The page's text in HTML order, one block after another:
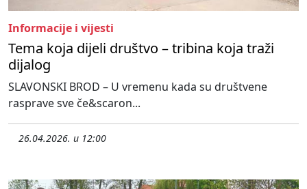
Informacije i vijesti
Tema koja dijeli društvo – tribina koja traži
dijalog
SLAVONSKI BROD – U vremenu kada su društvene
rasprave sve če&scaron...
26.04.2026. u 12:00